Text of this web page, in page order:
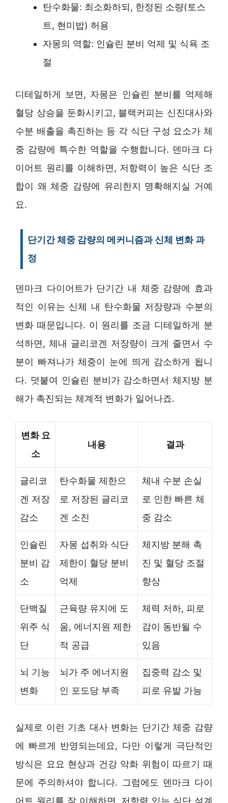
탄수화물: 최소화하되, 한정된 소량(토스
트, 현미밥) 허용
자몽의 역할: 인슐린 분비 억제 및 식욕 조
절
디테일하게 보면, 자몽은 인슐린 분비를 억제해
혈당 상승을 둔화시키고, 블랙커피는 신진대사와
수분 배출을 촉진하는 등 각 식단 구성 요소가 체
중 감량에 특수한 역할을 수행합니다. 덴마크 다
이어트 원리를 이해하면, 저항력이 높은 식단 조
합이 왜 체중 감량에 유리한지 명확해지실 거예
요.
단기간 체중 감량의 메커니즘과 신체 변화 과
정
덴마크 다이어트가 단기간 내 체중 감량에 효과
적인 이유는 신체 내 탄수화물 저장량과 수분의
변화 때문입니다. 이 원리를 조금 디테일하게 분
석하면, 체내 글리코겐 저장량이 크게 줄면서 수
분이 빠져나가 체중이 눈에 띄게 감소하게 됩니
다. 덧붙여 인슐린 분비가 감소하면서 체지방 분
해가 촉진되는 체계적 변화가 일어나죠.
변화 요
소
내용 결과
글리코
겐 저장
감소
탄수화물 제한으
로 저장된 글리코
겐 소진
체내 수분 손실
로 인한 빠른 체
중 감소
인슐린
분비 감
소
자몽 섭취와 식단
제한이 혈당 분비
억제
체지방 분해 촉
진 및 혈당 조절
향상
단백질
위주 식
단
근육량 유지에 도
움, 에너지원 제한
적 공급
체력 저하, 피로
감이 동반될 수
있음
뇌 기능
변화
뇌가 주 에너지원
인 포도당 부족
집중력 감소 및
피로 유발 가능
실제로 이런 기초 대사 변화는 단기간 체중 감량
에 빠르게 반영되는데요, 다만 이렇게 극단적인
방식은 요요 현상과 건강 악화 위험이 따르기 때
문에 주의하셔야 합니다. 그럼에도 덴마크 다이
어트 원리를 잘 이해하면, 저항력 있는 식단 설계